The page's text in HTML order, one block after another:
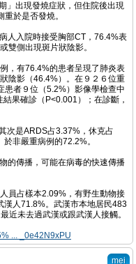
」出現發燒症狀，但住院後出現
於是否發燒。
人入院時接受胸部CT，76.4%表
雙側出現斑片狀陰影。
，有76.4%的患者呈現了肺炎表
陰影（46.4%）。在９２６位重
患者９位（5.2%）影像學檢查中
果確診（P<0.001）；在診斷，
次是ARDS占3.37%，休克占
非嚴重病例的72.2%。
的傳播，可能在病毒的快速傳播
員占樣本2.09%，有野生動物接
漢人71.8%。武漢市本地居民483
近未去過武漢或跟武漢人接觸。
... _0e42N9xPU
mei